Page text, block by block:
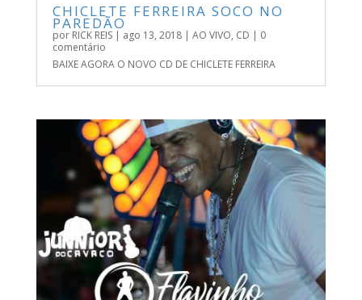
CHICLETE FERREIRA SOCO NO
PAREDÃO
por RICK REIS| ago 13, 2018| AO VIVO, CD | 0
comentário
BAIXE AGORA O NOVO CD DE CHICLETE FERREIRA